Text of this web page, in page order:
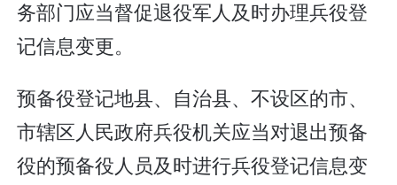
务部门应当督促退役军人及时办理兵役登
记信息变更。
预备役登记地县、自治县、不设区的市、
市辖区人民政府兵役机关应当对退出预备
役的预备役人员及时进行兵役登记信息变